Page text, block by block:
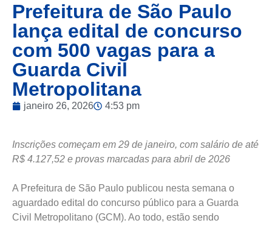
Prefeitura de São Paulo
lança edital de concurso
com 500 vagas para a
Guarda Civil
Metropolitana
janeiro 26, 2026 4:53 pm
Inscrições começam em 29 de janeiro, com salário de até
R$ 4.127,52 e provas marcadas para abril de 2026
A Prefeitura de São Paulo publicou nesta semana o
aguardado edital do concurso público para a Guarda
Civil Metropolitano (GCM). Ao todo, estão sendo